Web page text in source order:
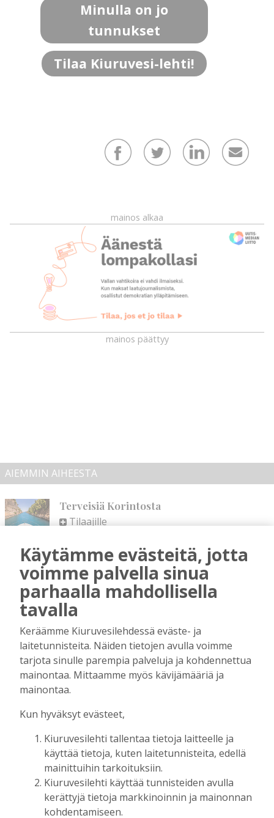
Minulla on jo
tunnukset
Tilaa Kiuruvesi-lehti!
mainos alkaa
mainos päättyy
AIEMMIN AIHEESTA
Terveisiä Korintosta
Tilaajille
Ristin merkitys ja voima
Tilaajille
Diakoni Mikael Hyytiäinen 28.7.2026 11:06
Luonnonystävien virsi
Tilaajille
Heikki Kumpulainen 11.7.2026 08:00
Lähetettynä tavalliseen arkeen
Jussinpäivänä
Tilaajille
Miikka Huuskonen 23.6.2026 09:49
UUSIMMAT
Käytämme evästeitä, jotta
voimme palvella sinua
parhaalla mahdollisella
tavalla
Keräämme Kiuruvesilehdessä eväste- ja
laitetunnisteita. Näiden tietojen avulla voimme
tarjota sinulle parempia palveluja ja kohdennettua
mainontaa. Mittaamme myös kävijämääriä ja
mainontaa.
Kun hyväksyt evästeet,
Kiuruvesilehti tallentaa tietoja laitteelle ja
käyttää tietoja, kuten laitetunnisteita, edellä
mainittuihin tarkoituksiin.
Kiuruvesilehti käyttää tunnisteiden avulla
kerättyjä tietoja markkinoinnin ja mainonnan
kohdentamiseen.